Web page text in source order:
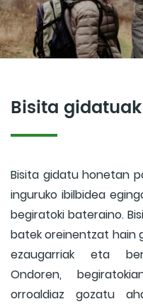
Bisita gidatuak
Bisita gidatu honetan
inguruko ibilbidea
begiratoki bateraino.
batek oreinentzat hain
ezaugarriak eta
Ondoren,
orroaldiaz gozatu